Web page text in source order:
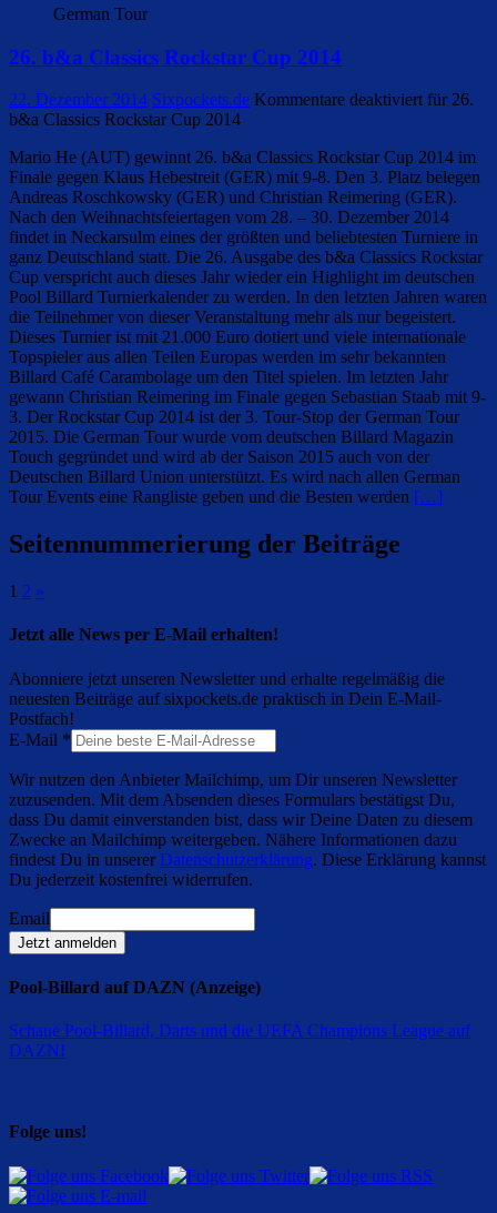
German Tour
26. b&a Classics Rockstar Cup 2014
22. Dezember 2014 Sixpockets.de Kommentare deaktiviert für 26.
b&a Classics Rockstar Cup 2014
Mario He (AUT) gewinnt 26. b&a Classics Rockstar Cup 2014 im
Finale gegen Klaus Hebestreit (GER) mit 9-8. Den 3. Platz belegen
Andreas Roschkowsky (GER) und Christian Reimering (GER).
Nach den Weihnachtsfeiertagen vom 28. – 30. Dezember 2014
findet in Neckarsulm eines der größten und beliebtesten Turniere in
ganz Deutschland statt. Die 26. Ausgabe des b&a Classics Rockstar
Cup verspricht auch dieses Jahr wieder ein Highlight im deutschen
Pool Billard Turnierkalender zu werden. In den letzten Jahren waren
die Teilnehmer von dieser Veranstaltung mehr als nur begeistert.
Dieses Turnier ist mit 21.000 Euro dotiert und viele internationale
Topspieler aus allen Teilen Europas werden im sehr bekannten
Billard Café Carambolage um den Titel spielen. Im letzten Jahr
gewann Christian Reimering im Finale gegen Sebastian Staab mit 9-
3. Der Rockstar Cup 2014 ist der 3. Tour-Stop der German Tour
2015. Die German Tour wurde vom deutschen Billard Magazin
Touch gegründet und wird ab der Saison 2015 auch von der
Deutschen Billard Union unterstützt. Es wird nach allen German
Tour Events eine Rangliste geben und die Besten werden […]
Seitennummerierung der Beiträge
1 2 »
Jetzt alle News per E-Mail erhalten!
Abonniere jetzt unseren Newsletter und erhalte regelmäßig die
neuesten Beiträge auf sixpockets.de praktisch in Dein E-Mail-
Postfach!
E-Mail *
Wir nutzen den Anbieter Mailchimp, um Dir unseren Newsletter
zuzusenden. Mit dem Absenden dieses Formulars bestätigst Du,
dass Du damit einverstanden bist, dass wir Deine Daten zu diesem
Zwecke an Mailchimp weitergeben. Nähere Informationen dazu
findest Du in unsererDatenschutzerklärung. Diese Erklärung kannst
Du jederzeit kostenfrei widerrufen.
Email
Jetzt anmelden
Pool-Billard auf DAZN (Anzeige)
Schaue Pool-Billard, Darts und die UEFA Champions League auf
DAZN!
Folge uns!